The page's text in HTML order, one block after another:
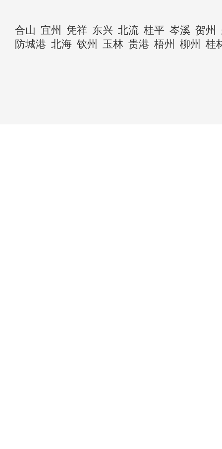
合山 宜州 凭祥 东兴 北流 桂平 岑溪 贺州
防城港 北海 钦州 玉林 贵港 梧州 柳州 桂